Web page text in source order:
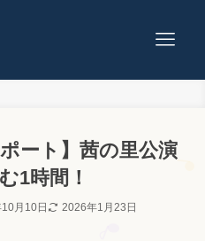
ポート】茜の里公演
1時間！
月10日 2026年1月23日